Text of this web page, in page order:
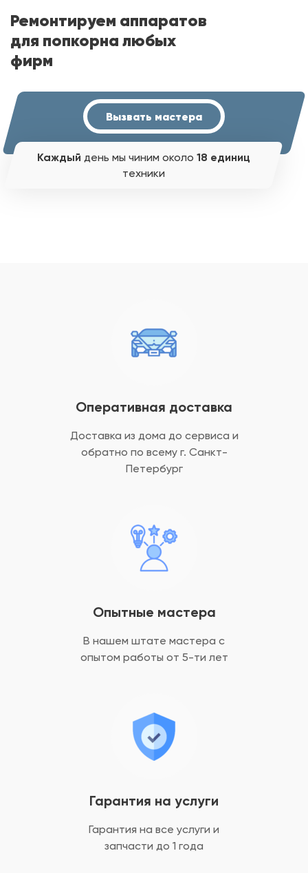
Ремонтируем аппаратов
для попкорна любых
фирм
Вызвать мастера
Каждый день мы чиним около 18 единиц
техники
Оперативная доставка
Доставка из дома до сервиса и
обратно по всему г. Санкт-
Петербург
Гарантия на услуги
Гарантия на все услуги и
запчасти до 1 года
Опытные мастера
В нашем штате мастера с
опытом работы от 5-ти лет